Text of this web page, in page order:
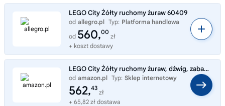
LEGO City Żółty ruchomy żuraw 60409
od allegro.pl Typ: Platforma handlowa
od 560,00
zł
+ koszt dostawy
LEGO City Żółty ruchomy żuraw, dźwig, zabawka dla dziecka z wysuwanym wysięgnikiem i 4 minifigurkami do odgrywania ról,
od amazon.pl Typ: Sklep internetowy
562,43
zł
+ 65,82 zł dostawa